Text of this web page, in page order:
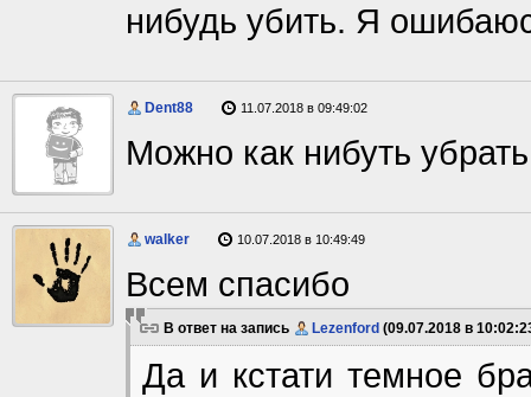
нибудь убить. Я
Dent88 11.07.2018 в 09:49:02
Можно как нибуть
walker 10.07.2018 в 10:49:49
Всем спасибо
В ответ на запись Lezenford (09.07.2018 в
Да и кстати темное